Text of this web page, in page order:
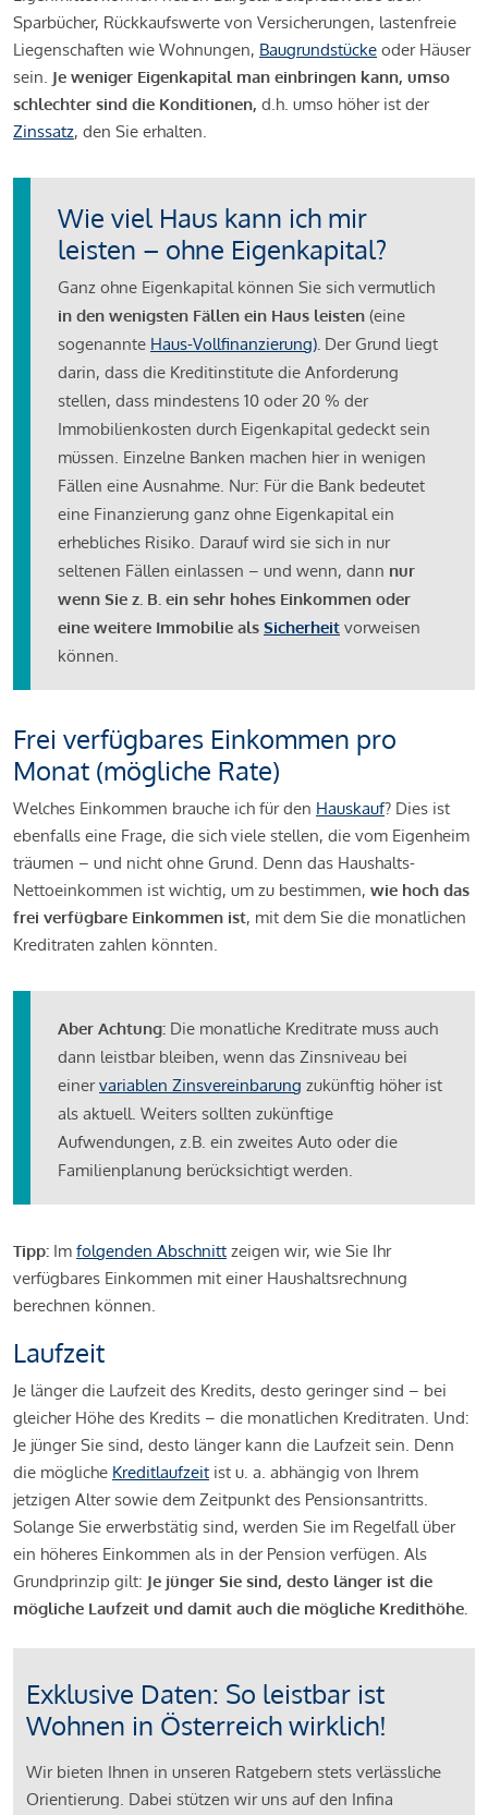
Sparbücher, Rückkaufswerte von Versicherungen, lastenfreie
Liegenschaften wie Wohnungen, Baugrundstücke oder Häuser
sein. Je weniger Eigenkapital man einbringen kann, umso
schlechter sind die Konditionen, d.h. umso höher ist der
Zinssatz, den Sie erhalten.
Wie viel Haus kann ich mir
leisten – ohne Eigenkapital?
Ganz ohne Eigenkapital können Sie sich vermutlich
in den wenigsten Fällen ein Haus leisten (eine
sogenannte Haus-Vollfinanzierung). Der Grund liegt
darin, dass die Kreditinstitute die Anforderung
stellen, dass mindestens 10 oder 20 % der
Immobilienkosten durch Eigenkapital gedeckt sein
müssen. Einzelne Banken machen hier in wenigen
Fällen eine Ausnahme. Nur: Für die Bank bedeutet
eine Finanzierung ganz ohne Eigenkapital ein
erhebliches Risiko. Darauf wird sie sich in nur
seltenen Fällen einlassen – und wenn, dann nur
wenn Sie z. B. ein sehr hohes Einkommen oder
eine weitere Immobilie als Sicherheit vorweisen
können.
Frei verfügbares Einkommen pro
Monat (mögliche Rate)
Welches Einkommen brauche ich für den Hauskauf? Dies ist
ebenfalls eine Frage, die sich viele stellen, die vom Eigenheim
träumen – und nicht ohne Grund. Denn das Haushalts-
Nettoeinkommen ist wichtig, um zu bestimmen, wie hoch das
frei verfügbare Einkommen ist, mit dem Sie die monatlichen
Kreditraten zahlen könnten.
Aber Achtung: Die monatliche Kreditrate muss auch
dann leistbar bleiben, wenn das Zinsniveau bei
einervariablen Zinsvereinbarung zukünftig höher ist
als aktuell. Weiters sollten zukünftige
Aufwendungen, z.B. ein zweites Auto oder die
Familienplanung berücksichtigt werden.
Tipp: Im folgenden Abschnitt zeigen wir, wie Sie Ihr
verfügbares Einkommen mit einer Haushaltsrechnung
berechnen können.
Laufzeit
Je länger die Laufzeit des Kredits, desto geringer sind – bei
gleicher Höhe des Kredits – die monatlichen Kreditraten. Und:
Je jünger Sie sind, desto länger kann die Laufzeit sein. Denn
die mögliche Kreditlaufzeit ist u. a. abhängig von Ihrem
jetzigen Alter sowie dem Zeitpunkt des Pensionsantritts.
Solange Sie erwerbstätig sind, werden Sie im Regelfall über
ein höheres Einkommen als in der Pension verfügen. Als
Grundprinzip gilt: Je jünger Sie sind, desto länger ist die
mögliche Laufzeit und damit auch die mögliche Kredithöhe.
Exklusive Daten: So leistbar ist
Wohnen in Österreich wirklich!
Wir bieten Ihnen in unseren Ratgebern stets verlässliche
Orientierung. Dabei stützen wir uns auf den Infina